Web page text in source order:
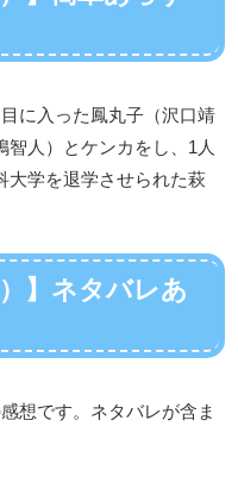
に入った鳳丸子（沢口靖
人）とケンカをし、1人
大学を退学させられた萩
】ネタバレあ
想です。ネタバレが含ま